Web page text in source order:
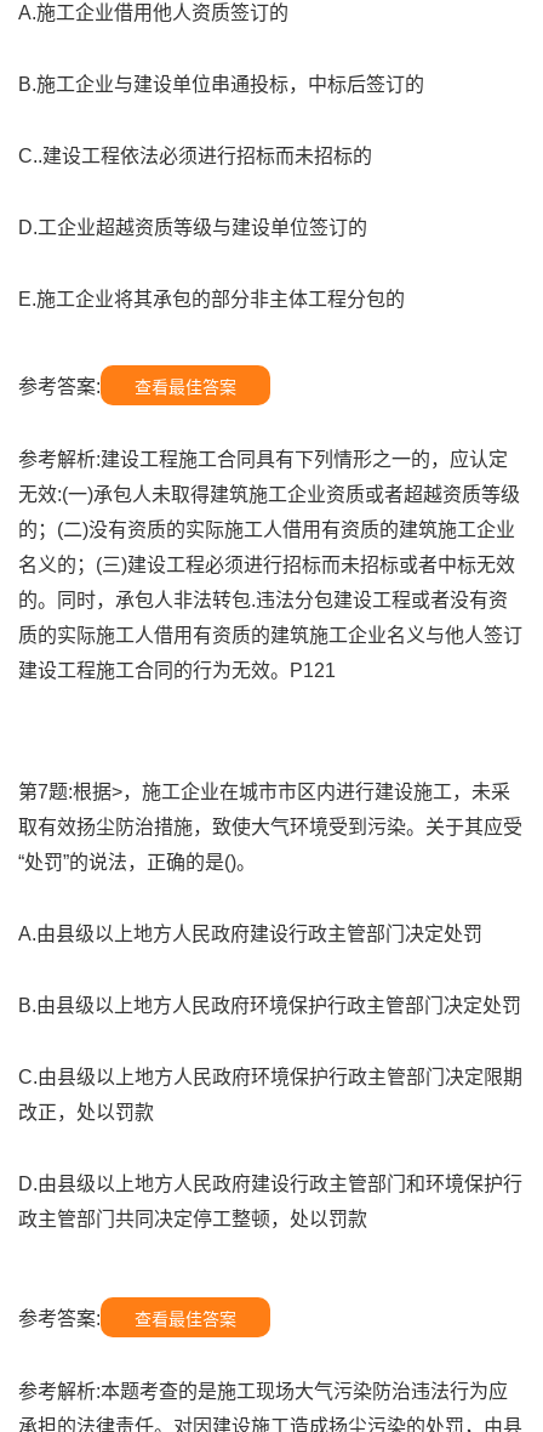
A.施工企业借用他人资质签订的
B.施工企业与建设单位串通投标，中标后签订的
C..建设工程依法必须进行招标而未招标的
D.工企业超越资质等级与建设单位签订的
E.施工企业将其承包的部分非主体工程分包的
参考答案: 查看最佳答案
参考解析:建设工程施工合同具有下列情形之一的，应认定
无效:(一)承包人未取得建筑施工企业资质或者超越资质等级
的；(二)没有资质的实际施工人借用有资质的建筑施工企业
名义的；(三)建设工程必须进行招标而未招标或者中标无效
的。同时，承包人非法转包.违法分包建设工程或者没有资
质的实际施工人借用有资质的建筑施工企业名义与他人签订
建设工程施工合同的行为无效。P121
第7题:根据>，施工企业在城市市区内进行建设施工，未采
取有效扬尘防治措施，致使大气环境受到污染。关于其应受
“处罚”的说法，正确的是()。
A.由县级以上地方人民政府建设行政主管部门决定处罚
B.由县级以上地方人民政府环境保护行政主管部门决定处罚
C.由县级以上地方人民政府环境保护行政主管部门决定限期
改正，处以罚款
D.由县级以上地方人民政府建设行政主管部门和环境保护行
政主管部门共同决定停工整顿，处以罚款
参考答案: 查看最佳答案
参考解析:本题考查的是施工现场大气污染防治违法行为应
承担的法律责任。对因建设施工造成扬尘污染的处罚，由县